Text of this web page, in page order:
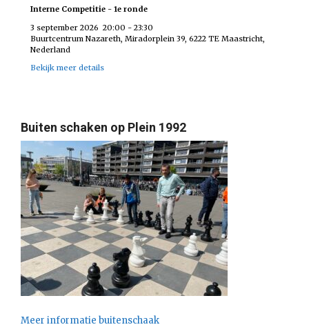
Interne Competitie - 1e ronde
3 september 2026 20:00 - 23:30
Buurtcentrum Nazareth, Miradorplein 39, 6222 TE Maastricht,
Nederland
Bekijk meer details
Buiten schaken op Plein 1992
Meer informatie buitenschaak